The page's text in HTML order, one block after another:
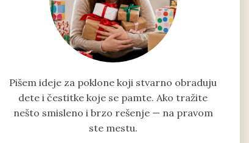
Pišem ideje za poklone koji stvarno obraduju
dete i čestitke koje se pamte. Ako tražite
nešto smisleno i brzo rešenje — na pravom
ste mestu.